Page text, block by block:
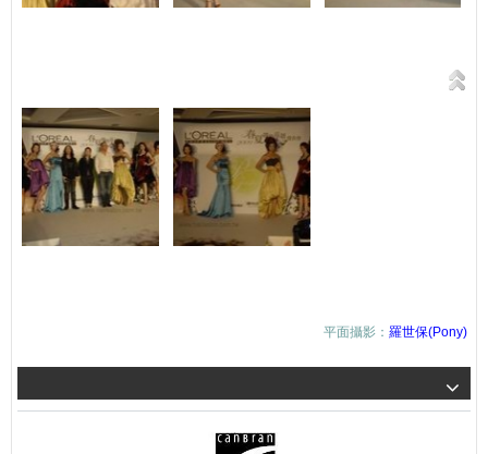
平面攝影： 羅世保(Pony)